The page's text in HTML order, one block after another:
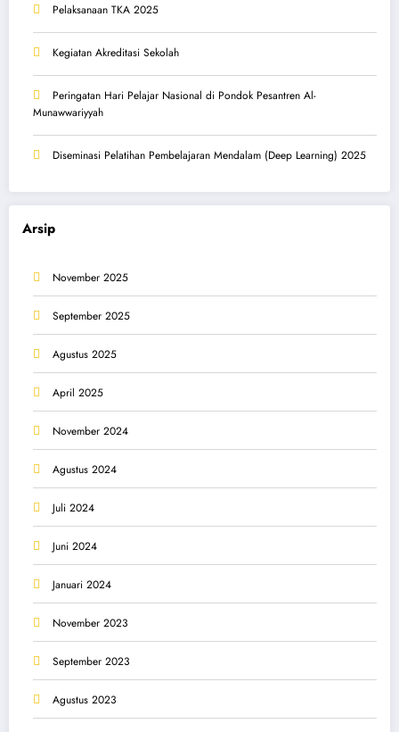
Pelaksanaan TKA 2025
Kegiatan Akreditasi Sekolah
Peringatan Hari Pelajar Nasional di Pondok Pesantren Al-
Munawwariyyah
Diseminasi Pelatihan Pembelajaran Mendalam (Deep Learning) 2025
Arsip
November 2025
September 2025
Agustus 2025
April 2025
November 2024
Agustus 2024
Juli 2024
Juni 2024
Januari 2024
November 2023
September 2023
Agustus 2023